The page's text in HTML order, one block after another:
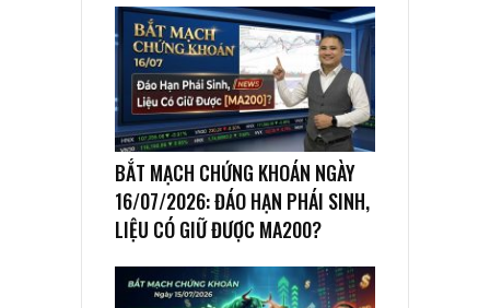
BẮT MẠCH CHỨNG KHOÁN NGÀY
16/07/2026: ĐÁO HẠN PHÁI SINH,
LIỆU CÓ GIỮ ĐƯỢC MA200?